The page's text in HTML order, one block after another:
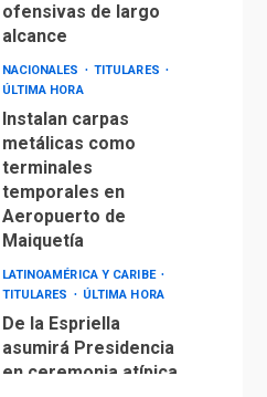
ofensivas de largo
alcance
NACIONALES
TITULARES
ÚLTIMA HORA
Instalan carpas
metálicas como
terminales
temporales en
Aeropuerto de
Maiquetía
LATINOAMÉRICA Y CARIBE
TITULARES
ÚLTIMA HORA
De la Espriella
asumirá Presidencia
en ceremonia atípica